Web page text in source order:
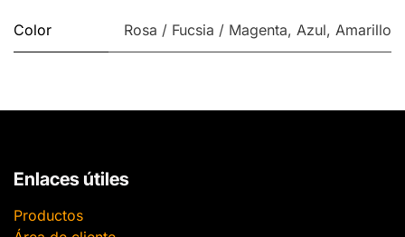
Color Rosa / Fucsia / Magenta, Azul, Amarillo
Enlaces útiles
Productos